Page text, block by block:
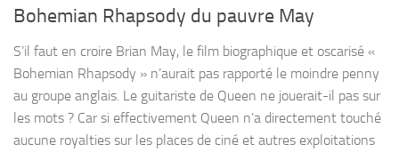
Bohemian Rhapsody du pauvre May
S’il faut en croire Brian May, le film biographique et oscarisé «
Bohemian Rhapsody » n’aurait pas rapporté le moindre penny
au groupe anglais. Le guitariste de Queen ne jouerait-il pas sur
les mots ? Car si effectivement Queen n’a directement touché
aucune royalties sur les places de ciné et autres exploitations